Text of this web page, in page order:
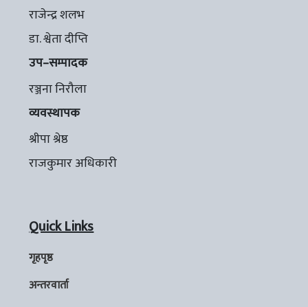
राजेन्द्र शलभ
डा. श्वेता दीप्ति
उप–सम्पादक
रञ्जना निरौला
व्यवस्थापक
श्रीपा श्रेष्ठ
राजकुमार अधिकारी
Quick Links
गृहपृष्ठ
अन्तरवार्ता